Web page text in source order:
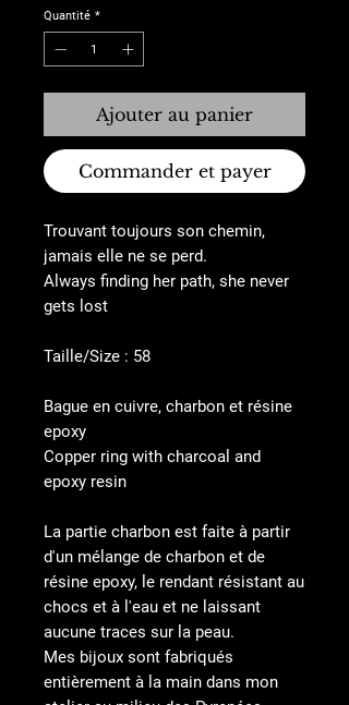
Quantité *
Ajouter au panier
Commander et payer
Trouvant toujours son chemin,
jamais elle ne se perd.
Always finding her path, she never
gets lost
Taille/Size : 58
Bague en cuivre, charbon et résine
epoxy
Copper ring with charcoal and
epoxy resin
La partie charbon est faite à partir
d'un mélange de charbon et de
résine epoxy, le rendant résistant au
chocs et à l'eau et ne laissant
aucune traces sur la peau.
Mes bijoux sont fabriqués
entièrement à la main dans mon